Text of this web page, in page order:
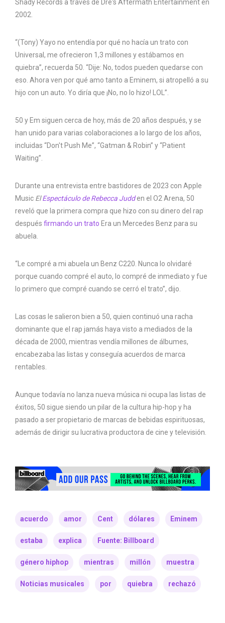
Shady Records a través de Dre's Aftermath Entertainment en
2002.
“(Tony) Yayo no entendía por qué no hacía un trato con
Universal, me ofrecieron 1,3 millones y estábamos en
quiebra”, recuerda 50. “Dije: No, todos pueden quedarse con
eso. Ahora ven por qué amo tanto a Eminem, si atropelló a su
hijo con un auto. Yo diría que ¡No, no lo hizo! LOL”.
50 y Em siguen cerca de hoy, más de 20 años después, y se
han unido para varias colaboraciones a lo largo de los años,
incluidas “Don't Push Me”, “Gatman & Robin” y “Patient
Waiting”.
Durante una entrevista entre bastidores de 2023 con Apple
Music ElEspectáculo de Rebecca Judden el O2 Arena, 50
reveló que la primera compra que hizo con su dinero del rap
después firmando un trato Era un Mercedes Benz para su
abuela.
“Le compré a mi abuela un Benz C220. Nunca lo olvidaré
porque cuando compré el auto, lo compré de inmediato y fue
lo primero que compré cuando se cerró el trato”, dijo.
Las cosas le salieron bien a 50, quien continuó una racha
dominante que el rap jamás haya visto a mediados de la
década de 2000, mientras vendía millones de álbumes,
encabezaba las listas y conseguía acuerdos de marca
rentables.
Aunque todavía no lanza nueva música ni ocupa las listas de
éxitos, 50 sigue siendo un pilar de la cultura hip-hop y ha
pasado a ser propietario de marcas de bebidas espirituosas,
además de dirigir su lucrativa productora de cine y televisión.
acuerdo amor Cent dólares Eminem
estaba explica Fuente: Billboard
género hiphop mientras millón muestra
Noticias musicales por quiebra rechazó